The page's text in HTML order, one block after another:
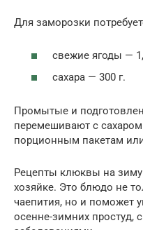
Для заморозки
свежие ягоды —
сахара — 300 г.
Промытые и
перемешивают с
порционным пакетам
Рецепты клюквы на
хозяйке. Это блюдо не
чаепития, но и поможет
осенне-зимних простуд,